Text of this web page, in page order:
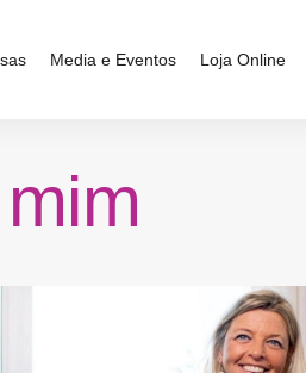
Media e Eventos Loja Online